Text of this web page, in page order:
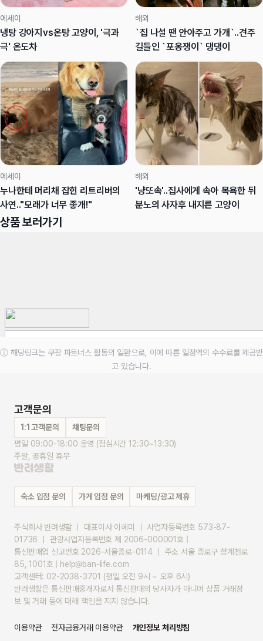
에세이
냉탕 강아지vs온탕 고양이, '극과
극' 온도차
해외
`집 나설 땐 안아주고 가개`..견주
길들인 `포옹쟁이` 댕댕이
에세이
누나한테 머리채 잡힌 리트리버의
사연.."모래가 너무 좋개!"
해외
'냥또속'..집사에게 속아 목욕한 뒤
분노의 사자후 내지른 고양이
상품 보러가기
ⓘ 해당링크는 쿠팡 파트너스 활동의 일환으로, 이에 따른 일정액의 수수료를 제공받
고 있습니다.
고객문의
1:1 고객문의
채팅문의
평일 09:00-18:00 운영 (점심시간 12:30~13:30)
주말, 공휴일 휴무
숙소 입점 문의 가게 입점 문의 마케팅/광고 제휴
주식회사 반려생활 ｜ 대표이사 이혜미 ｜ 사업자등록번호 573-87-
01736 ｜ 관광사업자등록번호 제 2006-000001호 |
통신판매업 신고번호 2026-서울종로-0114 ｜ 주소 서울 종로구 청계천로
85, 1001호 | help@ban-life.com
고객센터: 02-2038-3701 (평일 오전 9시 ~ 오후 6시)
반려생활은 통신판매중개자로서 통신판매의 당사자가 아니며 상품 거래정
보 및 거래 등에 대해 책임을 지지 않습니다.
이용약관 전자금융거래 이용약관 개인정보 처리방침